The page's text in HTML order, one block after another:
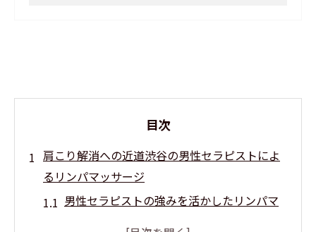
目次
肩こり解消への近道渋谷の男性セラピストによ
るリンパマッサージ
男性セラピストの強みを活かしたリンパマ